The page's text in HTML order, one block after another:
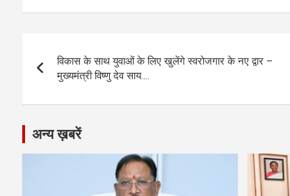
ce
o
o
k
se
g
er
at
A
p
p
e
a
ail py
n
ar
navigation
विकास के साथ युवाओं के लिए खुलेंगे स्वरोजगार के नए द्वार –
मुख्यमंत्री विष्णु देव साय….
अन्य ख़बरें